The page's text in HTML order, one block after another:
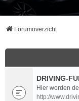
Forumoverzicht
DRIVING-
Hier worden
http://